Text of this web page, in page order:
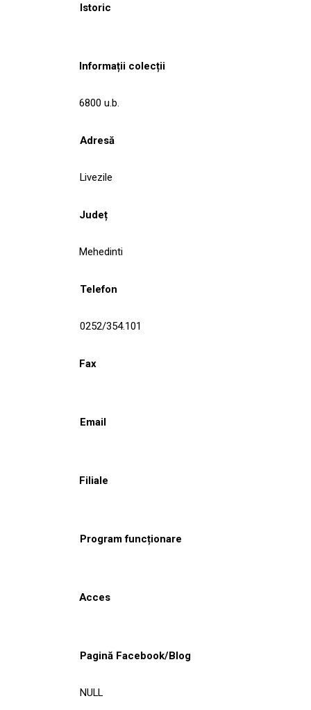
Istoric
Informații colecții
6800 u.b.
Adresă
Livezile
Județ
Mehedinti
Telefon
0252/354.101
Fax
Email
Filiale
Program funcționare
Acces
Pagină Facebook/Blog
NULL